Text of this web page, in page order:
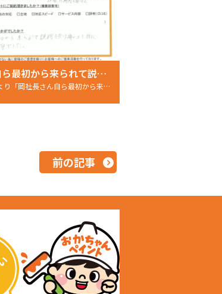
「岡社長さん自ら最初から来られて説明を受け安心しました。 尚、商品説明が丁寧でした。」
神戸市垂水区のK様より「岡社長さん自ら最初から来られて説明を受け安心しました。」～ご契約後アンケート～
前の記事